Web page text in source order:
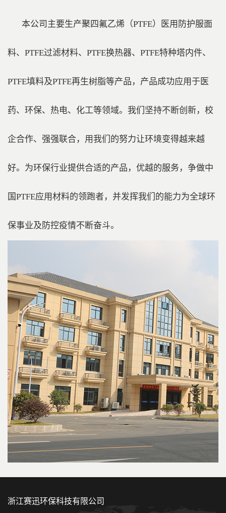
本公司主要生产聚四氟乙烯（PTFE）医用防护服面
料、PTFE过滤材料、PTFE换热器、PTFE特种塔内件、
PTFE填料及PTFE再生树脂等产品，产品成功应用于医
药、环保、热电、化工等领域。我们坚持不断创新，校
企合作、强强联合，用我们的努力让环境变得越来越
好。为环保行业提供合适的产品，优越的服务，争做中
国PTFE应用材料的领跑者，并发挥我们的能力为全球环
保事业及防控疫情不断奋斗。
浙江赛迅环保科技有限公司